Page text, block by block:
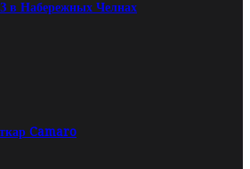
в Набережных Челнах
Camaro